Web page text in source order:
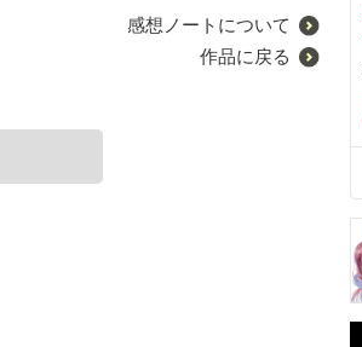
感想ノートについて
作品に戻る